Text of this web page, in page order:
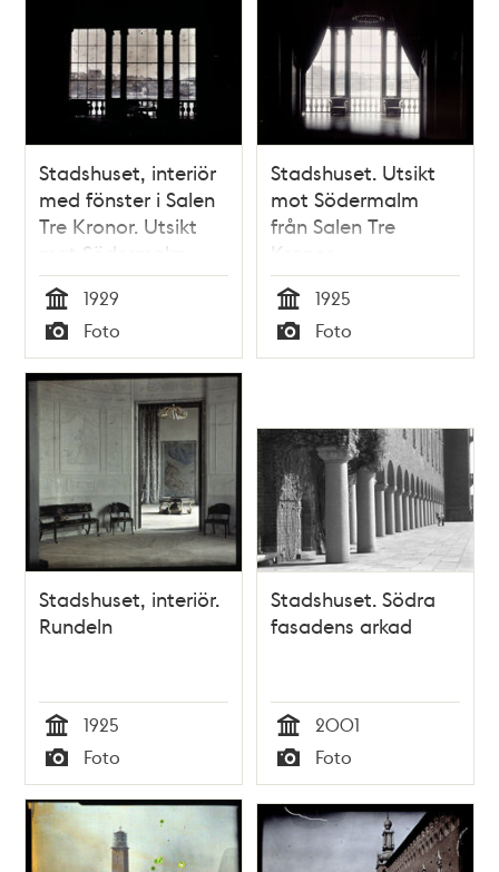
Stadshuset, interiör
med fönster i Salen
Tre Kronor. Utsikt
mot Södermalm
Tid
1929
Typ
Foto
Stadshuset. Utsikt
mot Södermalm
från Salen Tre
Kronor
Tid
1925
Typ
Foto
Stadshuset, interiör.
Rundeln
Tid
1925
Typ
Foto
Stadshuset. Södra
fasadens arkad
Tid
2001
Typ
Foto